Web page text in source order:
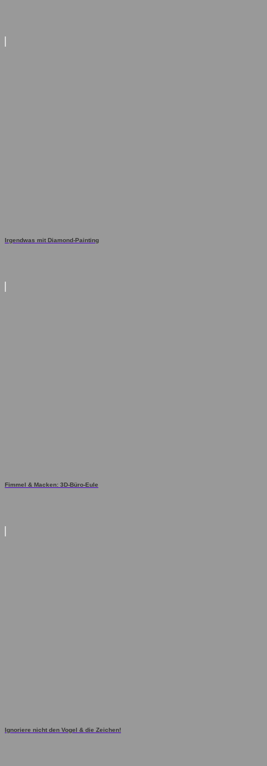
Irgendwas mit Diamond-Painting
Fimmel & Macken: 3D-Büro-Eule
Ignoriere nicht den Vogel & die Zeichen!